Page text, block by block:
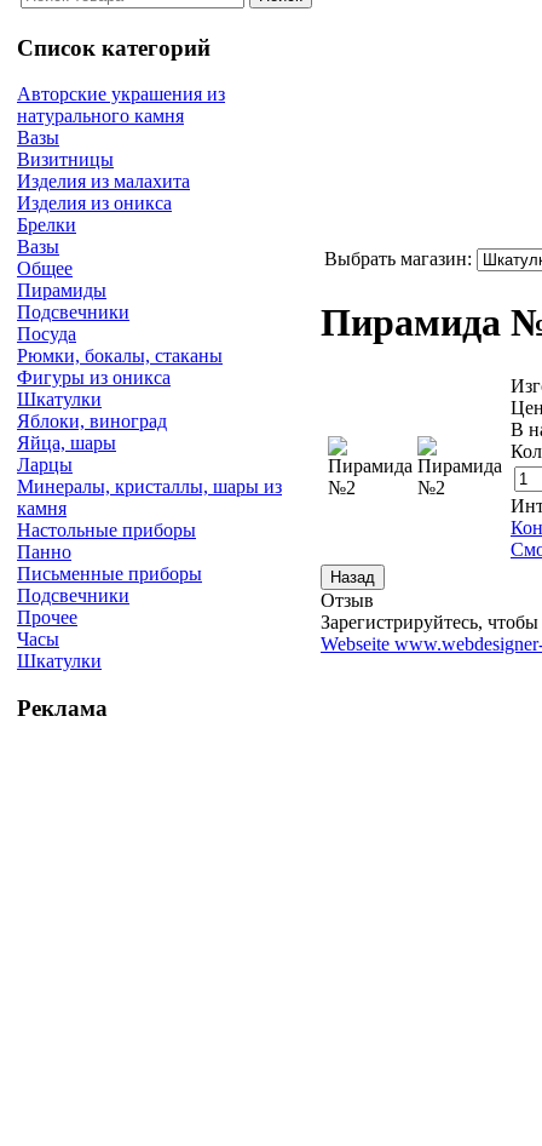
Список категорий
Авторские украшения из
натурального камня
Вазы
Визитницы
Изделия из малахита
Изделия из оникса
Брелки
Вазы
Общее
Пирамиды
Подсвечники
Посуда
Рюмки, бокалы, стаканы
Фигуры из оникса
Шкатулки
Яблоки, виноград
Яйца, шары
Ларцы
Минералы, кристаллы, шары из
камня
Настольные приборы
Панно
Письменные приборы
Подсвечники
Прочее
Часы
Шкатулки
Реклама
Выбрать магазин:
Пирамида
В
Отзыв
Зарегистрируйтесь, чтобы
Webseite